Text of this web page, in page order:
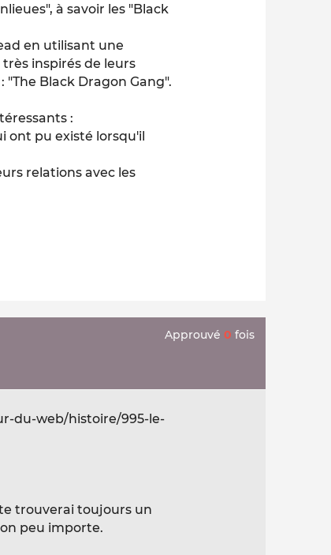
à savoir les "Black
en utilisant une
inspirés de leurs
Black Dragon Gang".
:
ont pu existé lorsqu'il
relations avec les
Approuvé 0 fois
du-web/histoire/995-le-
trouverai toujours un
peu importe.